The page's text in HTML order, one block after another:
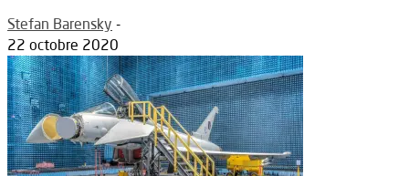
Stefan Barensky -
22 octobre 2020